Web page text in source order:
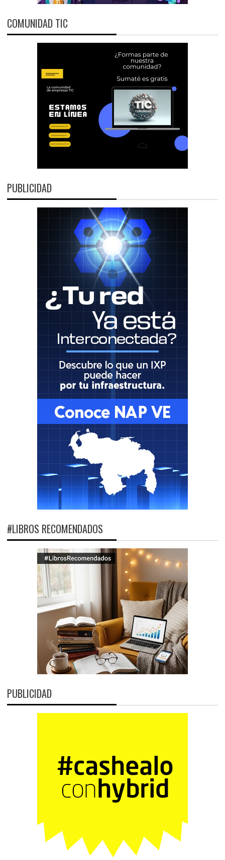
COMUNIDAD TIC
PUBLICIDAD
#LIBROS RECOMENDADOS
PUBLICIDAD